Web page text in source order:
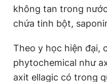
Theo dõi báo trên
Hotline
0906 645 777
không tan trong
chứa tinh bột,
Theo y học hiện đại,
phytochemical như
axit ellagic có trong